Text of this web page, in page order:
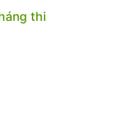
thi